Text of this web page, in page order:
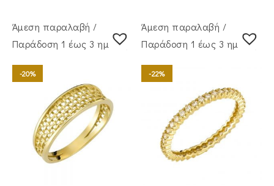
Άμεση παραλαβή /
Παράδoση 1 έως 3 ημέρες
-20%
Άμεση παραλαβή /
Παράδoση 1 έως 3 ημέρες
-22%